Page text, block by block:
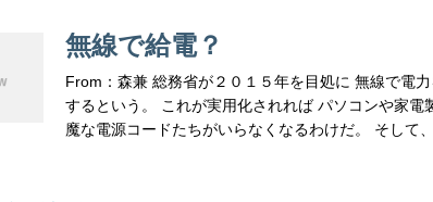
無線で給電？
From：森兼 総務省が２０１５年を目処に 無線で電
するという。 これが実用化されれば パソコンや家電
魔な電源コードたちがいらなくなるわけだ。 そして